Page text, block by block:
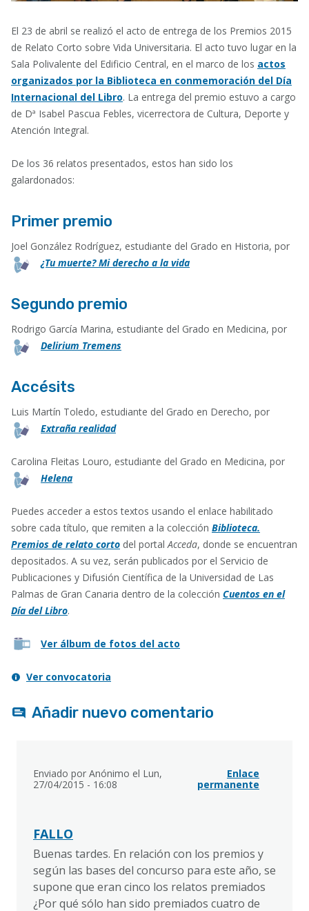
El 23 de abril se realizó el acto de entrega de los Premios 2015
de Relato Corto sobre Vida Universitaria. El acto tuvo lugar en la
Sala Polivalente del Edificio Central, en el marco de los actos
organizados por la Biblioteca en conmemoración del Día
Internacional del Libro. La entrega del premio estuvo a cargo
de Dª Isabel Pascua Febles, vicerrectora de Cultura, Deporte y
Atención Integral.
De los 36 relatos presentados, estos han sido los
galardonados:
Primer premio
Joel González Rodríguez, estudiante del Grado en Historia, por
¿Tu muerte? Mi derecho a la vida
Segundo premio
Rodrigo García Marina, estudiante del Grado en Medicina, por
Delirium Tremens
Accésits
Luis Martín Toledo, estudiante del Grado en Derecho, por
Extraña realidad
Carolina Fleitas Louro, estudiante del Grado en Medicina, por
Helena
Puedes acceder a estos textos usando el enlace habilitado
sobre cada título, que remiten a la colección Biblioteca.
Premios de relato corto del portalAcceda, donde se encuentran
depositados. A su vez, serán publicados por el Servicio de
Publicaciones y Difusión Científica de la Universidad de Las
Palmas de Gran Canaria dentro de la colección Cuentos en el
Día del Libro.
Ver álbum de fotos del acto
Ver convocatoria
Añadir nuevo comentario
Enviado por Anónimo el Lun,
27/04/2015 - 16:08
Enlace
permanente
FALLO
Buenas tardes. En relación con los premios y
según las bases del concurso para este año, se
supone que eran cinco los relatos premiados
¿Por qué sólo han sido premiados cuatro de